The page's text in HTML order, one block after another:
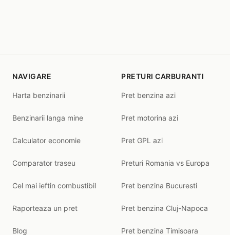
NAVIGARE
Harta benzinarii
Benzinarii langa mine
Calculator economie
Comparator traseu
Cel mai ieftin combustibil
Raporteaza un pret
Blog
PRETURI CARBURANTI
Pret benzina azi
Pret motorina azi
Pret GPL azi
Preturi Romania vs Europa
Pret benzina Bucuresti
Pret benzina Cluj-Napoca
Pret benzina Timisoara